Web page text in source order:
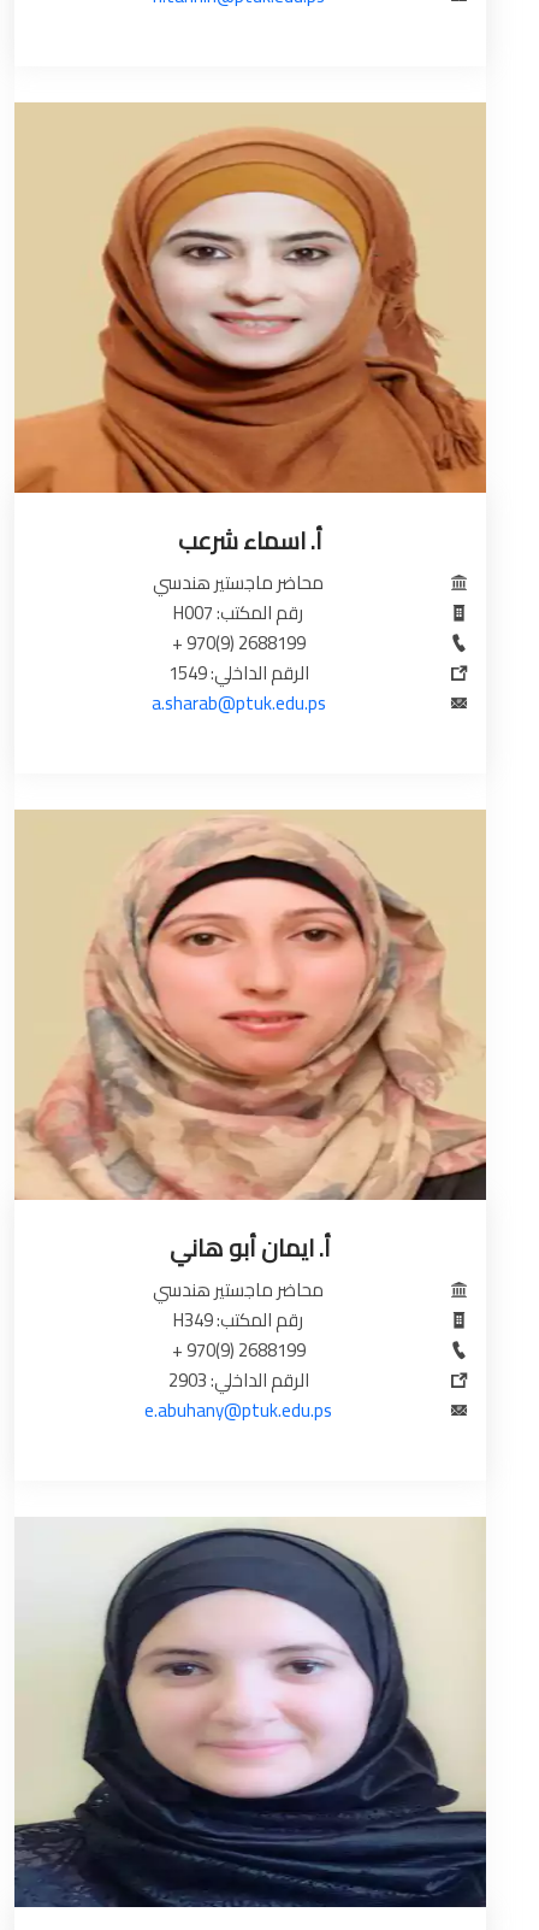
أ. اسماء شرعب
محاضر ماجستير هندسي
رقم المكتب: H007
2688199 (9)970 +
الرقم الداخلي: 1549
a.sharab@ptuk.edu.ps
أ. ايمان أبو هاني
محاضر ماجستير هندسي
رقم المكتب: H349
2688199 (9)970 +
الرقم الداخلي: 2903
e.abuhany@ptuk.edu.ps